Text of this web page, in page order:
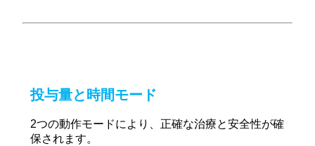
投与量と時間モード
2つの動作モードにより、正確な治療と安全性が確
保されます。